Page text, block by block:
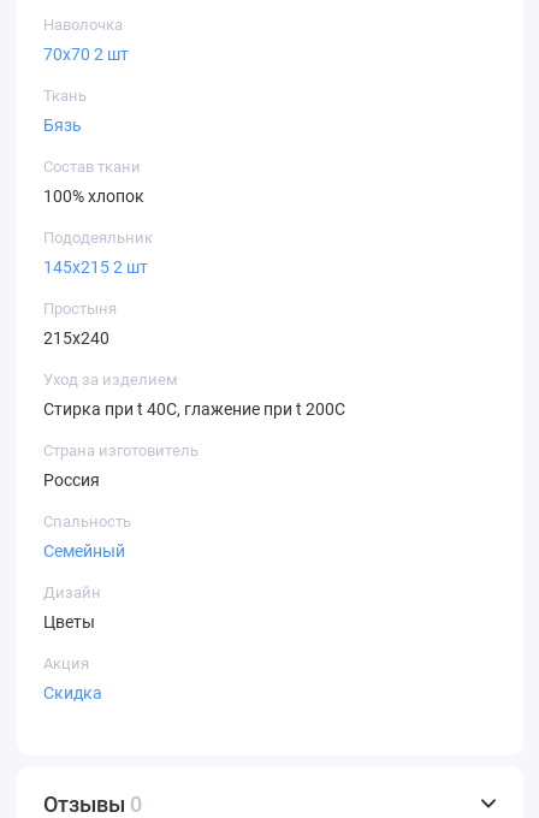
Наволочка
70х70 2 шт
Ткань
Бязь
Состав ткани
100% хлопок
Пододеяльник
145х215 2 шт
Простыня
215х240
Уход за изделием
Стирка при t 40С, глажение при t 200С
Страна изготовитель
Россия
Спальность
Семейный
Дизайн
Цветы
Акция
Скидка
Отзывы 0